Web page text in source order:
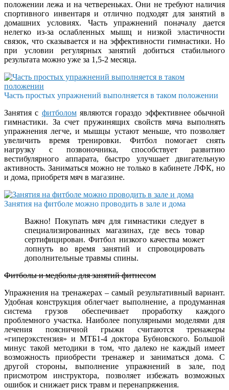
положении лежа и на четвереньках. Они не требуют наличия
спортивного инвентаря и отлично подходят для занятий в
домашних условиях. Часть упражнений поначалу дается
нелегко из-за ослабленных мышц и низкой эластичности
связок, что сказывается и на эффективности гимнастики. Но
при условии регулярных занятий добиться стабильного
результата можно уже за 1,5-2 месяца.
Часть простых упражнений выполняется в таком положении
Занятия с фитболомявляются гораздо эффективнее обычной
гимнастики. За счет пружинящих свойств мяча выполнять
упражнения легче, и мышцы устают меньше, что позволяет
увеличить время тренировки. Фитбол помогает снять
нагрузку с позвоночника, способствует развитию
вестибулярного аппарата, быстро улучшает двигательную
активность. Заниматься можно не только в кабинете ЛФК, но
и дома, приобретя мяч в магазине.
Занятия на фитболе можно проводить в зале и дома
Важно! Покупать мяч для гимнастики следует в
специализированных магазинах, где весь товар
сертифицирован. Фитбол низкого качества может
лопнуть во время занятий и спровоцировать
дополнительные травмы спины.
Фитболы и медболы для занятий фитнесом
Упражнения на тренажерах – самый результативный вариант.
Удобная конструкция облегчает выполнение, а продуманная
система грузов обеспечивает проработку каждого
проблемного участка. Наиболее популярными моделями для
лечения поясничной грыжи считаются тренажеры
«гиперэкстензия» и МТБ1-4 доктора Бубновского. Большой
минус такой методики в том, что далеко не каждый имеет
возможность приобрести тренажер и заниматься дома. С
другой стороны, выполнение упражнений в зале, под
присмотром инструктора, позволяет избежать возможных
ошибок и снижает риск травм и перенапряжения.